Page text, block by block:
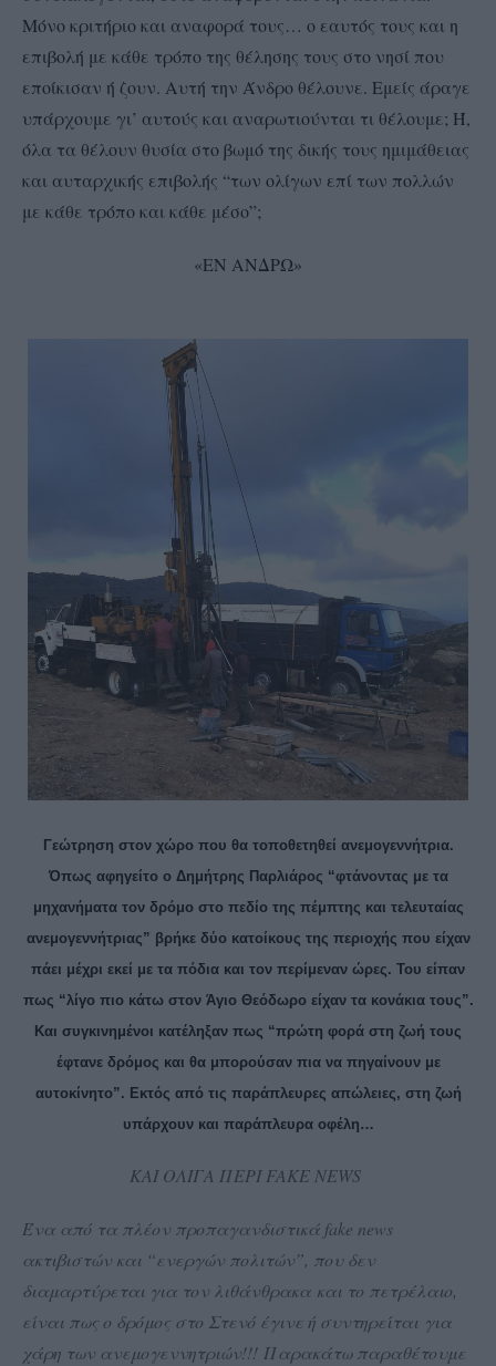
Μόνο κριτήριο και αναφορά τους… ο εαυτός τους και η
επιβολή με κάθε τρόπο της θέλησης τους στο νησί που
εποίκισαν ή ζουν. Αυτή την Άνδρο θέλουνε. Εμείς άραγε
υπάρχουμε γι’ αυτούς και αναρωτιούνται τι θέλουμε; Ή,
όλα τα θέλουν θυσία στο βωμό της δικής τους ημιμάθειας
και αυταρχικής επιβολής “των ολίγων επί των πολλών
με κάθε τρόπο και κάθε μέσο”;
«ΕΝ ΑΝΔΡΩ»
Γεώτρηση στον χώρο που θα τοποθετηθεί ανεμογεννήτρια.
Όπως αφηγείτο ο Δημήτρης Παρλιάρος “φτάνοντας με τα
μηχανήματα τον δρόμο στο πεδίο της πέμπτης και τελευταίας
ανεμογεννήτριας” βρήκε δύο κατοίκους της περιοχής που είχαν
πάει μέχρι εκεί με τα πόδια και τον περίμεναν ώρες. Του είπαν
πως “λίγο πιο κάτω στον Άγιο Θεόδωρο είχαν τα κονάκια τους”.
Και συγκινημένοι κατέληξαν πως “πρώτη φορά στη ζωή τους
έφτανε δρόμος και θα μπορούσαν πια να πηγαίνουν με
αυτοκίνητο”. Εκτός από τις παράπλευρες απώλειες, στη ζωή
υπάρχουν και παράπλευρα οφέλη…
ΚΑΙ ΟΛΙΓΑ ΠΕΡΙ FAKE NEWS
Ένα από τα πλέον προπαγανδιστικά fake news
ακτιβιστών και “ενεργών πολιτών”, που δεν
διαμαρτύρεται για τον λιθάνθρακα και το πετρέλαιο,
είναι πως ο δρόμος στο Στενό έγινε ή συντηρείται για
χάρη των ανεμογεννητριών!!! Παρακάτω παραθέτουμε